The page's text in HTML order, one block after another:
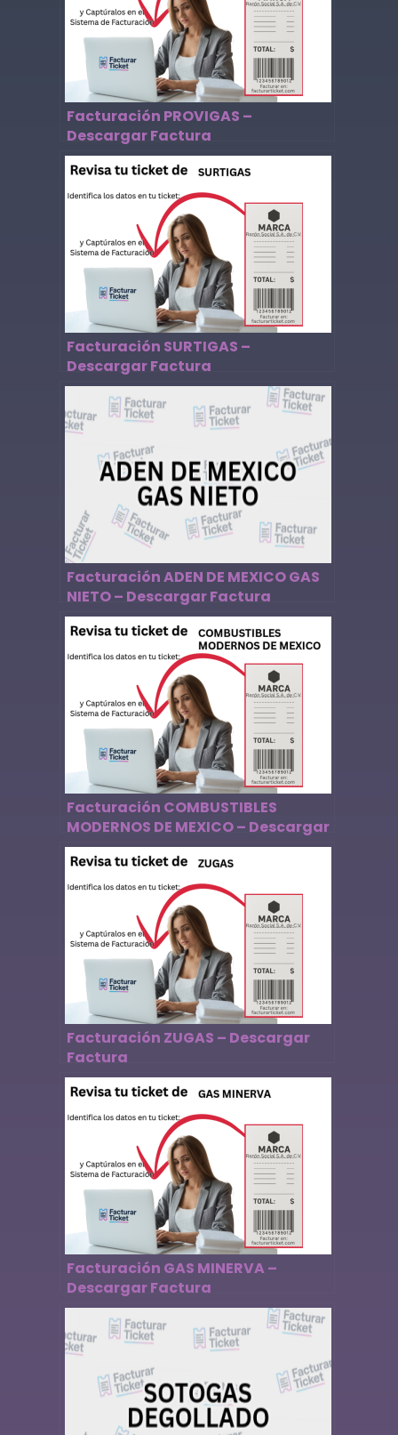
Facturación PROVIGAS –
Descargar Factura
Facturación SURTIGAS –
Descargar Factura
Facturación ADEN DE MEXICO GAS
NIETO – Descargar Factura
Facturación COMBUSTIBLES
MODERNOS DE MEXICO – Descargar
Factura
Facturación ZUGAS – Descargar
Factura
Facturación GAS MINERVA –
Descargar Factura